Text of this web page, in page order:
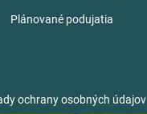
Plánované podujatia
ochrany osobných údajov